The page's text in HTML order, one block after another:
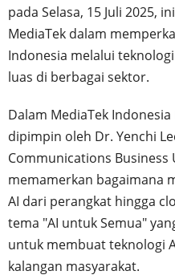
pada Selasa, 15 Juli 2025,
MediaTek dalam
Indonesia melalui
luas di berbagai sektor.
Dalam MediaTek
dipimpin oleh Dr. Yenchi
Communications Business
memamerkan bagaimana
AI dari perangkat hingga
tema "AI untuk Semua"
untuk membuat teknologi
kalangan masyarakat.